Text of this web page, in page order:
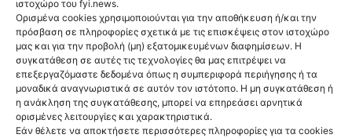
ιστοχώρο του fyi.news.
Ορισμένα cookies χρησιμοποιούνται για την αποθήκευση ή/και την
πρόσβαση σε πληροφορίες σχετικά με τις επισκέψεις στον ιστοχώρο
μας και για την προβολή (μη) εξατομικευμένων διαφημίσεων. Η
συγκατάθεση σε αυτές τις τεχνολογίες θα μας επιτρέψει να
επεξεργαζόμαστε δεδομένα όπως η συμπεριφορά περιήγησης ή τα
μοναδικά αναγνωριστικά σε αυτόν τον ιστότοπο. Η μη συγκατάθεση ή
η ανάκληση της συγκατάθεσης, μπορεί να επηρεάσει αρνητικά
ορισμένες λειτουργίες και χαρακτηριστικά.
Εάν θέλετε να αποκτήσετε περισσότερες πληροφορίες για τα cookies
Ακολούθησέ μας